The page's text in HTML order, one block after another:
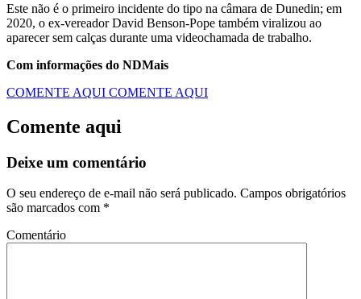
Este não é o primeiro incidente do tipo na câmara de Dunedin; em
2020, o ex-vereador David Benson-Pope também viralizou ao
aparecer sem calças durante uma videochamada de trabalho.
Com informações do NDMais
COMENTE AQUI COMENTE AQUI
Comente aqui
Deixe um comentário
O seu endereço de e-mail não será publicado. Campos obrigatórios
são marcados com *
Comentário